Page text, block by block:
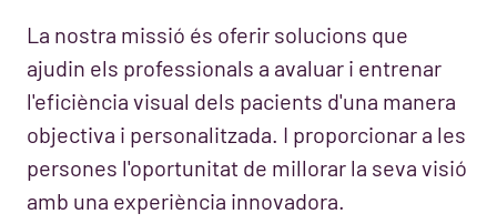
La nostra missió és oferir solucions que
ajudin els professionals a avaluar i entrenar
l'eficiència visual dels pacients d'una manera
objectiva i personalitzada. I proporcionar a les
persones l'oportunitat de millorar la seva visió
amb una experiència innovadora.